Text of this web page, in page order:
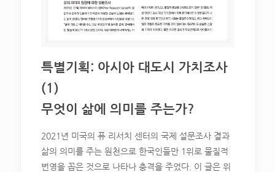
특별기획: 아시아 대도시 가치조사
(1)
무엇이 삶에 의미를 주는가?
2021년 미국의 퓨 리서치 센터의 국제 설문조사 결과
삶의 의미를 주는 원천으로 한국인들만 1위로 물질적
번영을 꼽은 것으로 나타나 충격을 주었다. 이 글은 위